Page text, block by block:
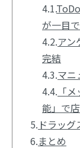
4.1.
が一目
4.2.アン
完結
4.3.マニ
4.4. 「
能」で
5. ドラッ
6.まとめ